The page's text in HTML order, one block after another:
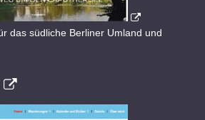
das südliche Berliner Umland und